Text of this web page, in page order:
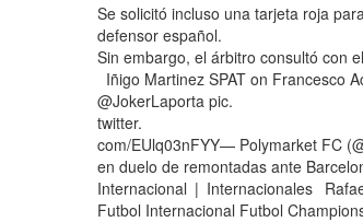
Se solicitó incluso una tarjeta roja
defensor español.
Sin embargo, el árbitro consultó con
Iñigo Martinez SPAT on Francesco
@JokerLaporta pic.
twitter.
com/EUlq03nFYY— Polymarket FC
en duelo de remontadas ante
Internacional | Internacionales
Futbol Internacional Futbol